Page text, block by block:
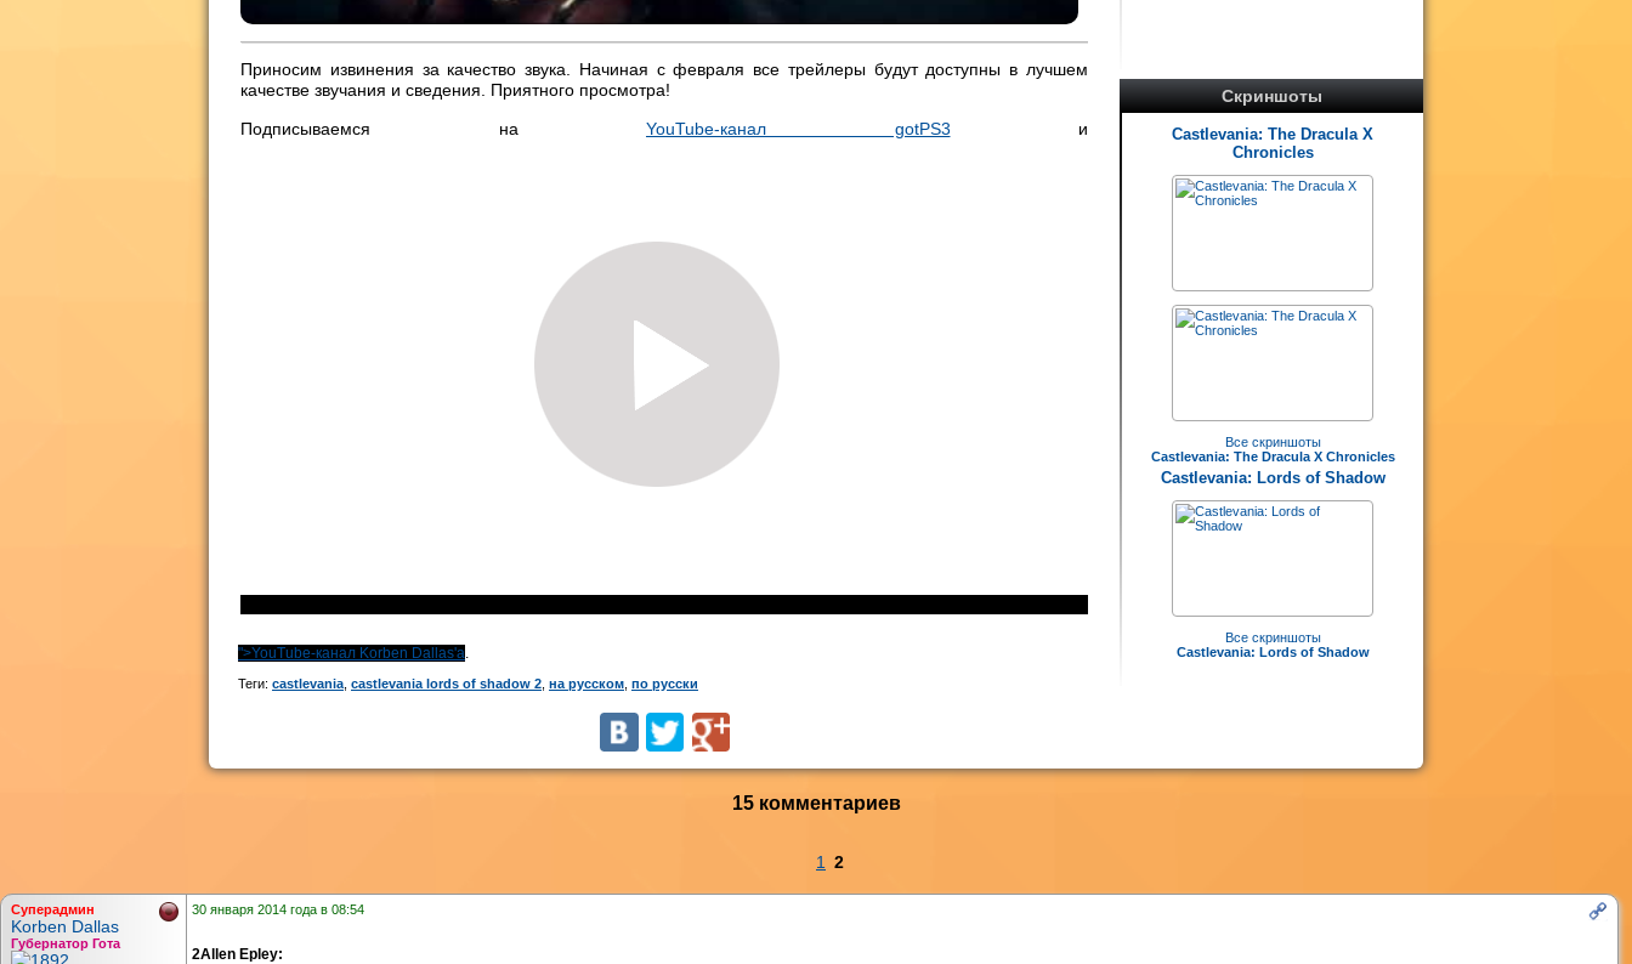
Скриншоты
Castlevania: The Dracula X
Chronicles
Все скриншоты
Castlevania: The Dracula X Chronicles
Castlevania: Lords of Shadow
Все скриншоты
Castlevania: Lords of Shadow
Приносим извинения за качество звука. Начиная с февраля все трейлеры будут доступны в лучшем
качестве звучания и сведения. Приятного просмотра!
Подписываемся на YouTube-канал gotPS3 и
">YouTube-канал Korben Dallas'а.
Теги: castlevania castlevania lords of shadow 2 на русском по русски
15 комментариев
1 2
Суперадмин
Korben Dallas
Губернатор Гота
30 января 2014 года в 08:54
2Allen Epley: